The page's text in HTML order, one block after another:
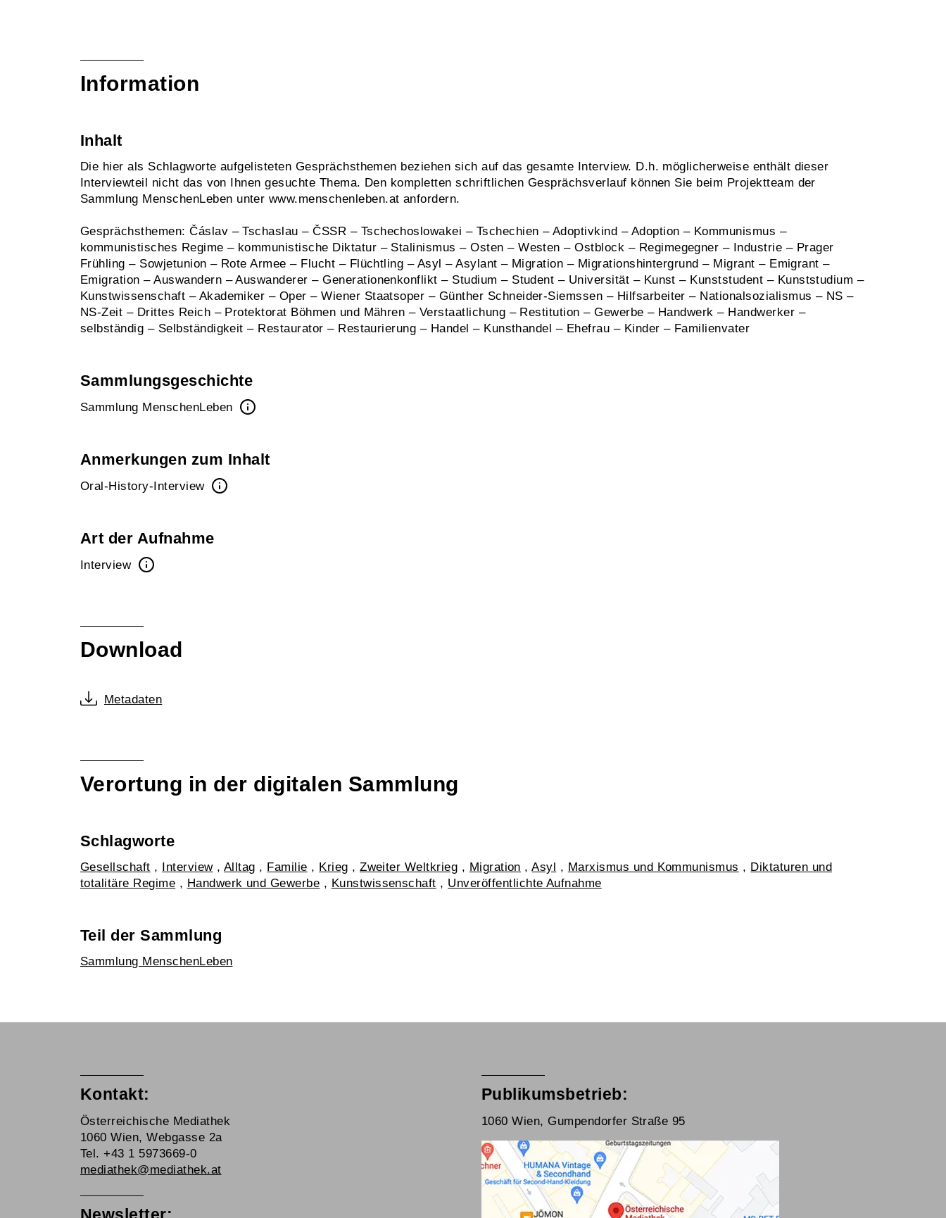
Information
Inhalt
Die hier als Schlagworte aufgelisteten Gesprächsthemen beziehen sich auf das gesamte Interview. D.h. möglicherweise enthält dieser
Interviewteil nicht das von Ihnen gesuchte Thema. Den kompletten schriftlichen Gesprächsverlauf können Sie beim Projektteam der
Sammlung MenschenLeben unter www.menschenleben.at anfordern.
Gesprächsthemen: Čáslav – Tschaslau – ČSSR – Tschechoslowakei – Tschechien – Adoptivkind – Adoption – Kommunismus –
kommunistisches Regime – kommunistische Diktatur – Stalinismus – Osten – Westen – Ostblock – Regimegegner – Industrie – Prager
Frühling – Sowjetunion – Rote Armee – Flucht – Flüchtling – Asyl – Asylant – Migration – Migrationshintergrund – Migrant – Emigrant –
Emigration – Auswandern – Auswanderer – Generationenkonflikt – Studium – Student – Universität – Kunst – Kunststudent – Kunststudium –
Kunstwissenschaft – Akademiker – Oper – Wiener Staatsoper – Günther Schneider-Siemssen – Hilfsarbeiter – Nationalsozialismus – NS –
NS-Zeit – Drittes Reich – Protektorat Böhmen und Mähren – Verstaatlichung – Restitution – Gewerbe – Handwerk – Handwerker –
selbständig – Selbständigkeit – Restaurator – Restaurierung – Handel – Kunsthandel – Ehefrau – Kinder – Familienvater
Sammlungsgeschichte
Sammlung MenschenLeben
Anmerkungen zum Inhalt
Oral-History-Interview
Art der Aufnahme
Interview
Download
Metadaten
Verortung in der digitalen Sammlung
Schlagworte
Gesellschaft , Interview, Alltag , Familie , Krieg ,Zweiter Weltkrieg , Migration ,Asyl , Marxismus und Kommunismus , Diktaturen und
totalitäre Regime , Handwerk und Gewerbe , Kunstwissenschaft , Unveröffentlichte Aufnahme
Teil der Sammlung
Sammlung MenschenLeben
Kontakt:
Österreichische Mediathek
1060 Wien, Webgasse 2a
Tel. +43 1 5973669-0
mediathek@mediathek.at
Publikumsbetrieb:
1060 Wien, Gumpendorfer Straße 95